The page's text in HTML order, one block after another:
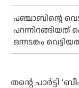
പഞ്ചാബിന്റെ
ഒന്നടങ്കം
തന്റെ പാര്‍ട്ടി